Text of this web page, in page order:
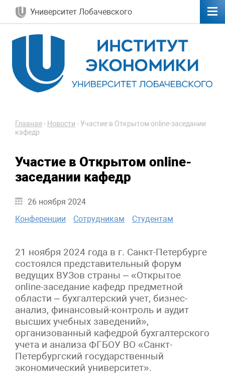
Университет Лобачевского
Главная - Новости - Участие в Открытом online-заседании
кафедр
Участие в Открытом online-
заседании кафедр
26 ноября 2024
Конференции
Сотрудникам Студентам
21 ноября 2024 года в г. Санкт-Петербурге
состоялся представительный форум
ведущих ВУЗов страны – «Открытое
online-заседание кафедр предметной
области – бухгалтерский учет, бизнес-
анализ, финансовый-контроль и аудит
высших учебных заведений»,
организованный кафедрой бухгалтерского
учета и анализа ФГБОУ ВО «Санкт-
Петербургский государственный
экономический университет».